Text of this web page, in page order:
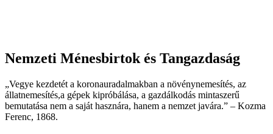
Nemzeti Ménesbirtok és Tangazdaság
„Vegye kezdetét a koronauradalmakban a növénynemesítés, az
állatnemesítés,a gépek kipróbálása, a gazdálkodás mintaszerű
bemutatása nem a saját hasznára, hanem a nemzet javára.” – Kozma
Ferenc, 1868.